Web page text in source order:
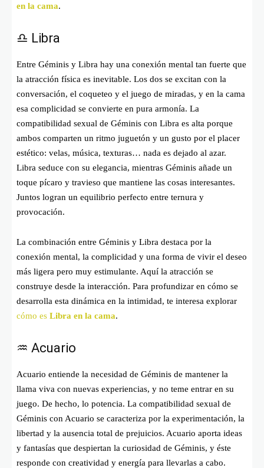
en la cama.
♎ Libra
Entre Géminis y Libra hay una conexión mental tan fuerte que
la atracción física es inevitable. Los dos se excitan con la
conversación, el coqueteo y el juego de miradas, y en la cama
esa complicidad se convierte en pura armonía. La
compatibilidad sexual de Géminis con Libra es alta porque
ambos comparten un ritmo juguetón y un gusto por el placer
estético: velas, música, texturas… nada es dejado al azar.
Libra seduce con su elegancia, mientras Géminis añade un
toque pícaro y travieso que mantiene las cosas interesantes.
Juntos logran un equilibrio perfecto entre ternura y
provocación.
La combinación entre Géminis y Libra destaca por la
conexión mental, la complicidad y una forma de vivir el deseo
más ligera pero muy estimulante. Aquí la atracción se
construye desde la interacción. Para profundizar en cómo se
desarrolla esta dinámica en la intimidad, te interesa explorar
cómo es Libra en la cama.
♒ Acuario
Acuario entiende la necesidad de Géminis de mantener la
llama viva con nuevas experiencias, y no teme entrar en su
juego. De hecho, lo potencia. La compatibilidad sexual de
Géminis con Acuario se caracteriza por la experimentación, la
libertad y la ausencia total de prejuicios. Acuario aporta ideas
y fantasías que despiertan la curiosidad de Géminis, y éste
responde con creatividad y energía para llevarlas a cabo.